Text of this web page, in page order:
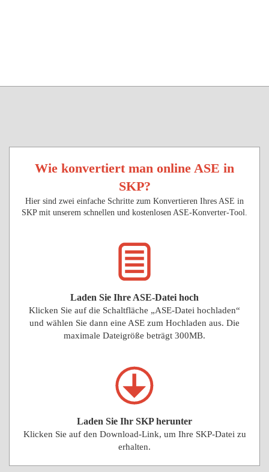
Wie konvertiert man online ASE in
SKP?
Hier sind zwei einfache Schritte zum Konvertieren Ihres ASE in
SKP mit unserem schnellen und kostenlosen ASE-Konverter-Tool.
Laden Sie Ihre ASE-Datei hoch
Klicken Sie auf die Schaltfläche „ASE-Datei hochladen“
und wählen Sie dann eine ASE zum Hochladen aus. Die
maximale Dateigröße beträgt 300MB.
Laden Sie Ihr SKP herunter
Klicken Sie auf den Download-Link, um Ihre SKP-Datei zu
erhalten.